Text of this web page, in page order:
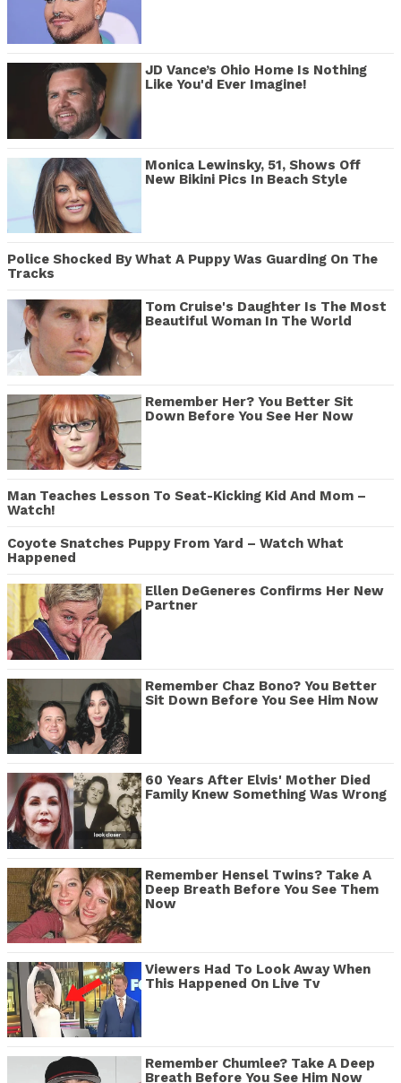
JD Vance’s Ohio Home Is Nothing
Like You'd Ever Imagine!
Monica Lewinsky, 51, Shows Off
New Bikini Pics In Beach Style
Police Shocked By What A Puppy Was Guarding On The
Tracks
Tom Cruise's Daughter Is The Most
Beautiful Woman In The World
Remember Her? You Better Sit
Down Before You See Her Now
Man Teaches Lesson To Seat-Kicking Kid And Mom –
Watch!
Coyote Snatches Puppy From Yard – Watch What
Happened
Ellen DeGeneres Confirms Her New
Partner
Remember Chaz Bono? You Better
Sit Down Before You See Him Now
60 Years After Elvis' Mother Died
Family Knew Something Was Wrong
Remember Hensel Twins? Take A
Deep Breath Before You See Them
Now
Viewers Had To Look Away When
This Happened On Live Tv
Remember Chumlee? Take A Deep
Breath Before You See Him Now